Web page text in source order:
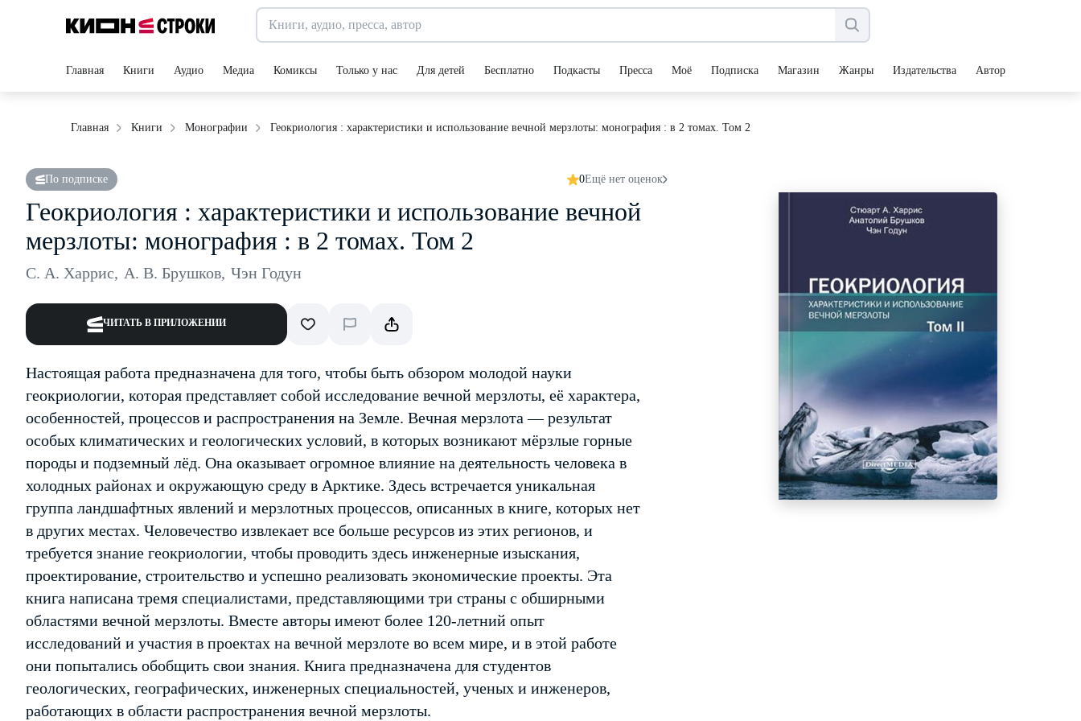
Главная Книги Аудио Медиа Комиксы Только у нас Для детей Бесплатно Подкасты Пресса Моё Подписка Магазин Жанры Издательства Авторы
Главная Книги Монографии Геокриология : характеристики и использование вечной мерзлоты: монография : в 2 томах. Том 2
По подписке 0Ещё нет оценок
Геокриология : характеристики и использование вечной
мерзлоты: монография : в 2 томах. Том 2
С. А. Харрис, А. В. Брушков, Чэн Годун
ЧИТАТЬ В ПРИЛОЖЕНИИ
Настоящая работа предназначена для того, чтобы быть обзором молодой науки
геокриологии, которая представляет собой исследование вечной мерзлоты, её характера,
особенностей, процессов и распространения на Земле. Вечная мерзлота — результат
особых климатических и геологических условий, в которых возникают мёрзлые горные
породы и подземный лёд. Она оказывает огромное влияние на деятельность человека в
холодных районах и окружающую среду в Арктике. Здесь встречается уникальная
группа ландшафтных явлений и мерзлотных процессов, описанных в книге, которых нет
в других местах. Человечество извлекает все больше ресурсов из этих регионов, и
требуется знание геокриологии, чтобы проводить здесь инженерные изыскания,
проектирование, строительство и успешно реализовать экономические проекты. Эта
книга написана тремя специалистами, представляющими три страны с обширными
областями вечной мерзлоты. Вместе авторы имеют более 120-летний опыт
исследований и участия в проектах на вечной мерзлоте во всем мире, и в этой работе
они попытались обобщить свои знания. Книга предназначена для студентов
геологических, географических, инженерных специальностей, ученых и инженеров,
работающих в области распространения вечной мерзлоты.